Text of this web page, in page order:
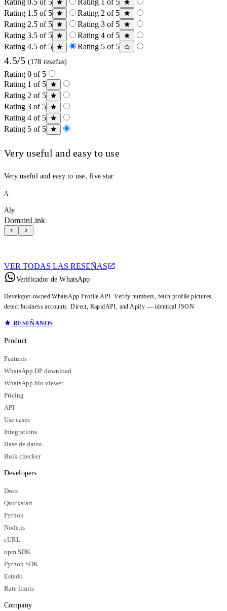
Rating 1.5 of 5
Rating 2 of 5
Rating 2.5 of 5
Rating 3 of 5
Rating 3.5 of 5
Rating 4 of 5
Rating 4.5 of 5
Rating 5 of 5
4.5/5 (178 reseñas)
Rating 0 of 5
Rating 1 of 5
Rating 2 of 5
Rating 3 of 5
Rating 4 of 5
Rating 5 of 5
Very useful and easy to use
Very useful and easy to use, five star
A
Aly
DomainLink
VER TODAS LAS RESEÑAS
Verificador de WhatsApp
Developer-owned WhatsApp Profile API. Verify numbers, fetch profile pictures,
detect business accounts. Direct, RapidAPI, and Apify — identical JSON.
RESEÑANOS
Product
Features
WhatsApp DP download
WhatsApp bio viewer
Pricing
API
Use cases
Integrations
Base de datos
Bulk checker
Developers
Docs
Quickstart
Python
Node.js
cURL
npm SDK
Python SDK
Estado
Rate limits
Company